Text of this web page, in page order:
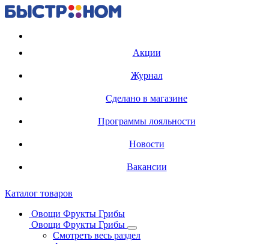
Акции
Журнал
Сделано в магазине
Программы лояльности
Новости
Вакансии
Каталог товаров
Овощи Фрукты Грибы
Овощи Фрукты Грибы
Смотреть весь раздел